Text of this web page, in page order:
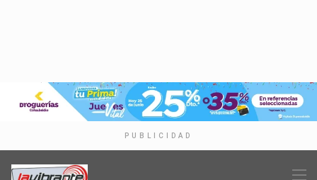
PUBLICIDAD